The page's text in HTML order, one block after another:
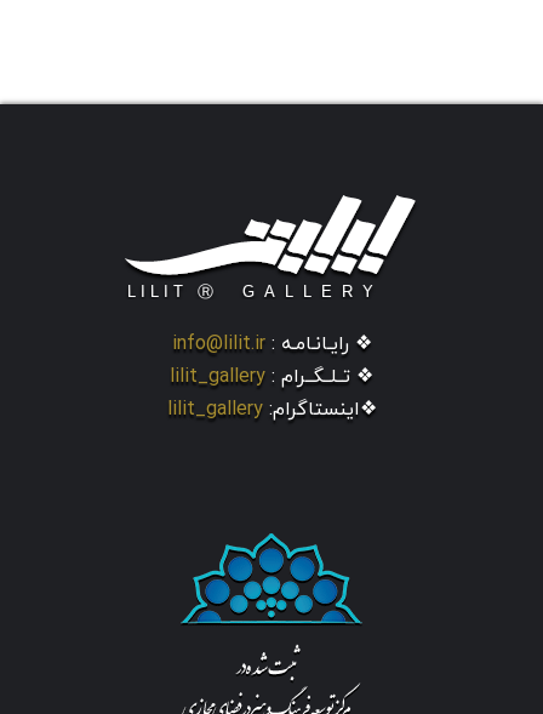
❖ رایـانـامـه : info@lilit.ir
❖ تــلــگــرام : lilit_gallery
❖اینستاگرام: lilit_gallery